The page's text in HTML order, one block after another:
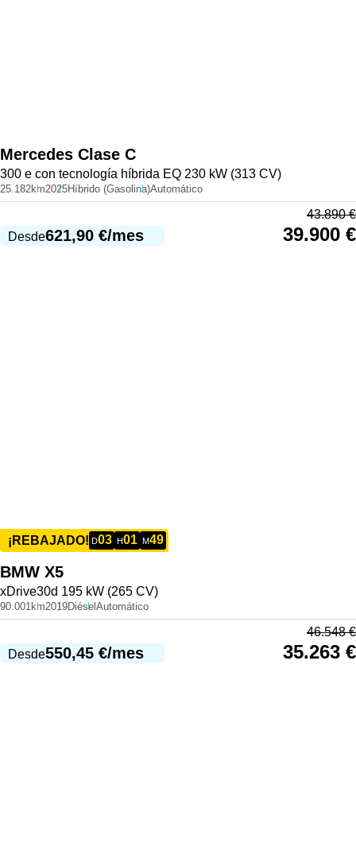
Mercedes Clase C
300 e con tecnología híbrida EQ 230 kW (313 CV)
25.182km2025Híbrido (Gasolina)Automático
Desde621,90 €/mes
43.890€
39.900 €
¡REBAJADO! D03 H01 M49
BMW X5
xDrive30d 195 kW (265 CV)
90.001km2019Diésel Automático
Desde550,45 €/mes
46.548€
35.263 €